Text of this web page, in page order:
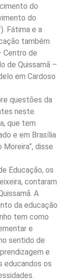
do
do
Fátima e a
também
Centro de
de Quissamã –
em Cardoso
questões da
neste
que tem
e em Brasília
disse
Educação, os
contaram
A
da educação
tem como
e
sentido de
e
educandos os